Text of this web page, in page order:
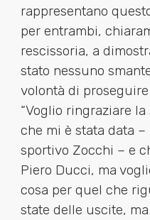
rappresentano
per entrambi,
rescissoria, a
stato nessuno
volontà di
“Voglio ringraziare
che mi è stata data
sportivo Zocchi – e
Piero Ducci, ma
cosa per quel che
state delle uscite,